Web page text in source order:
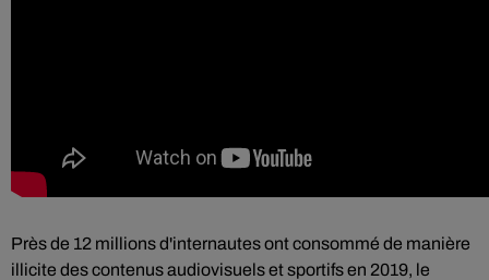
Près de 12 millions d'internautes ont consommé de manière
illicite des contenus audiovisuels et sportifs en 2019, le